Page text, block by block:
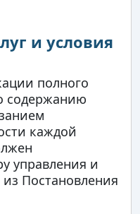
и условия
полного
содержанию
каждой
управления и
Постановления